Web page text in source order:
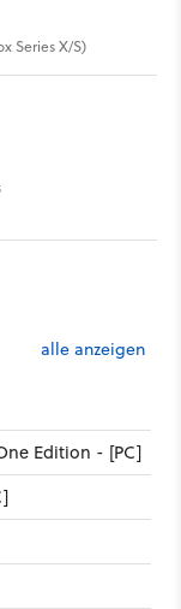
Series X/S)
alle anzeigen
Edition - [PC]